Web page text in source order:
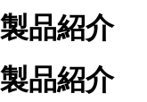
製品紹介
製品紹介